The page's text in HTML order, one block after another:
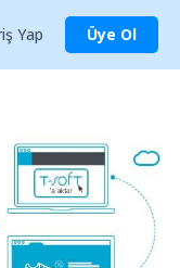
Yap Üye Ol